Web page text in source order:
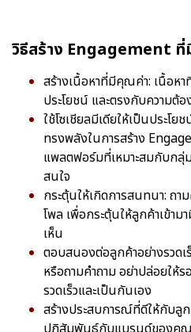
วิธีสร้าง Engagement ที่
สร้างเนื้อหาที่มีคุณค่า: เนื้อห
ประโยชน์ และตรงกับความต้
ใช้โซเชียลมีเดียให้เป็นประโย
ทรงพลังในการสร้าง
แพลตฟอร์มที่เหมาะสมกับกลุ่
สนใจ
กระตุ้นให้เกิดการสนทนา: ถา
โพล เพื่อกระตุ้นให้ลูกค้าเข้า
เห็น
ตอบสนองต่อลูกค้าอย่างรวดเ
หรือถามคำถาม อย่าปล่อยให้
รวดเร็วและเป็นกันเอง
สร้างประสบการณ์ที่ดีให้กับลู